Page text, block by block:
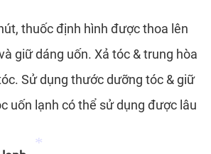
thuốc định hình được thoa lên
giữ dáng uốn. Xả tóc & trung hòa
Sử dụng thước dưỡng tóc & giữ
uốn lạnh có thể sử dụng được lâu